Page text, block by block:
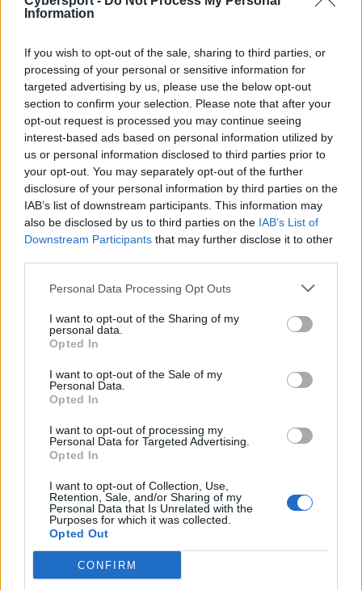
Information
If you wish to opt-out of the sale, sharing to third parties, or
processing of your personal or sensitive information for
targeted advertising by us, please use the below opt-out
section to confirm your selection. Please note that after your
opt-out request is processed you may continue seeing
interest-based ads based on personal information utilized by
us or personal information disclosed to third parties prior to
your opt-out. You may separately opt-out of the further
disclosure of your personal information by third parties on the
IAB’s list of downstream participants. This information may
also be disclosed by us to third parties on the IAB’s List of
Downstream Participants that may further disclose it to other
Personal Data Processing Opt Outs
I want to opt-out of the Sharing of my
personal data.
Opted In
I want to opt-out of the Sale of my
Personal Data.
Opted In
I want to opt-out of processing my
Personal Data for Targeted Advertising.
Opted In
I want to opt-out of Collection, Use,
Retention, Sale, and/or Sharing of my
Personal Data that Is Unrelated with the
Purposes for which it was collected.
Opted Out
CONFIRM
Tagi
#Illuminar #MAD Lions #Sówek #Mateusz Kowalczyk
Strona główna
Counter-Strike
LoL
VALORANT
Wideo
Esport
© Cybersport.pl. Wszelkie prawa zastrzeżone.
Znajdziesz nas na: